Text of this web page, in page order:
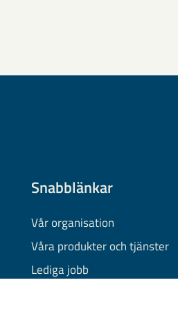
Snabblänkar
Vår organisation
Våra produkter och tjänster
Lediga jobb